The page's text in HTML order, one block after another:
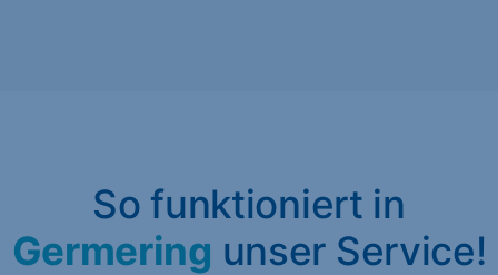
So funktioniert in
Germering unser Service!